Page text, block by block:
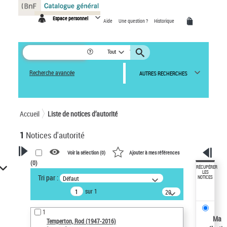
Espace personnel Aide Une question ? Historique
Tout
Recherche avancée AUTRES RECHERCHES
Accueil Liste de notices d’autorité
1 Notices d'autorité
VOTRE RECHERCHE
Recherche avancée dans les
notices d’autorité
Œuvres liées à l'auteur :
Temperton, Rod (1947-2016)
Voir la sélection (0) Ajouter à mes références
(0)
Tri par : Défaut
sur 1
20
résultats/page
1
Temperton, Rod (1947-2016)
RÉCUPÉRER
LES
NOTICES
Ma
Panneau de gestion des cookies